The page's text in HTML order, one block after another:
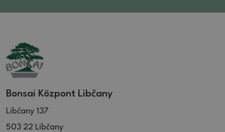
Bonsai Központ Libčany
Libčany 137
503 22 Libčany